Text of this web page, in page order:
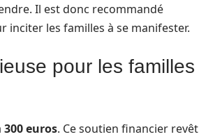
Il est donc recommandé
inciter les familles à se manifester.
pour les familles
300 euros. Ce soutien financier revêt